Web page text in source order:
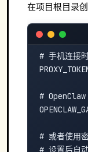
在项目根目录
# 手机连接
#
# 或者使用
# 设置后自